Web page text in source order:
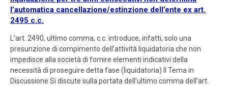
l’automatica cancellazione/estinzione dell’ente ex art.
2495 c.c.
L’art. 2490, ultimo comma, c.c. introduce, infatti, solo una
presunzione di compimento dell’attività liquidatoria che non
impedisce alla società di fornire elementi indicativi della
necessità di proseguire detta fase (liquidatoria) Il Tema in
Discussione Si discute sulla portata dell’ultimo comma dell’art.